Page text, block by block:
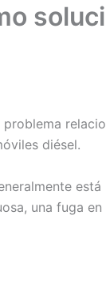
diésel.
una fuga